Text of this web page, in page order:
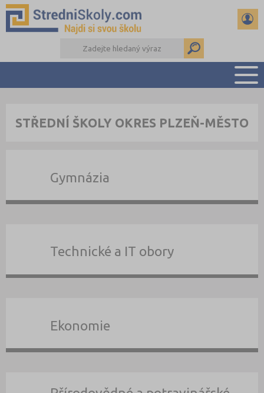
PŘÍPRAVA NA PŘIJÍMAČKY
STŘEDNÍ ŠKOLY OKRES PLZEŇ-MĚSTO
Gymnázia
Technické a IT obory
Ekonomie